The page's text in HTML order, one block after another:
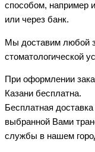
способом, например
или через банк.
Мы доставим любой
стоматологической
При оформлении
Казани бесплатна.
Бесплатная
выбранной Вами
службы в нашем